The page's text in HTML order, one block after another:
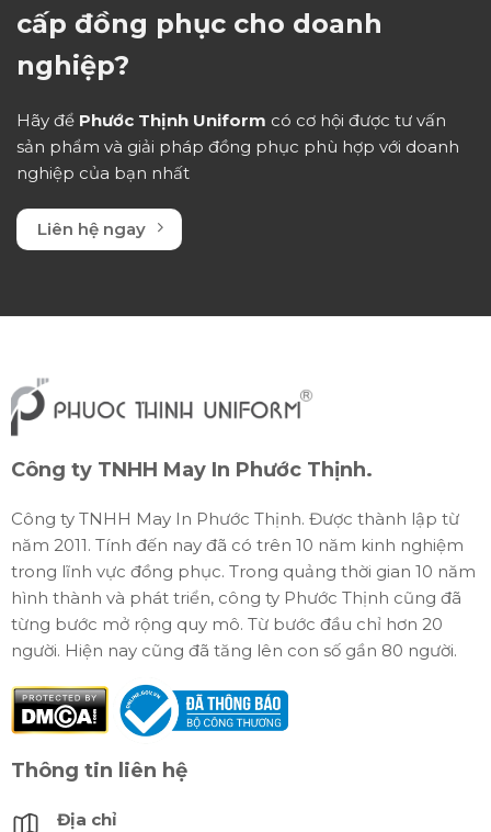
cấp đồng phục cho doanh
nghiệp?
Hãy để Phước Thịnh Uniform có cơ hội được tư vấn
sản phẩm và giải pháp đồng phục phù hợp với doanh
nghiệp của bạn nhất
Liên hệ ngay
Công ty TNHH May In Phước Thịnh.
Công ty TNHH May In Phước Thịnh. Được thành lập từ
năm 2011. Tính đến nay đã có trên 10 năm kinh nghiệm
trong lĩnh vực đồng phục. Trong quảng thời gian 10 năm
hình thành và phát triển, công ty Phước Thịnh cũng đã
từng bước mở rộng quy mô. Từ bước đầu chỉ hơn 20
người. Hiện nay cũng đã tăng lên con số gần 80 người.
Thông tin liên hệ
Địa chỉ